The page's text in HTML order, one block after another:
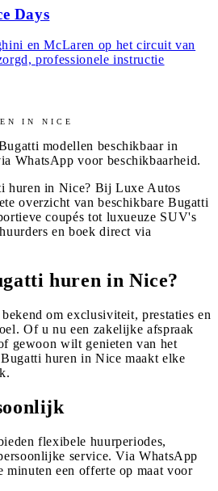
Days
en McLaren op het circuit van
professionele instructie
INNICE
modellen beschikbaar in
WhatsApp voor beschikbaarheid.
huren in Nice? Bij Luxe Autos
overzicht van beschikbare Bugatti
coupés tot luxueuze SUV's
en boek direct via
huren in Nice?
om exclusiviteit, prestaties en
Of u nu een zakelijke afspraak
gewoon wilt genieten van het
huren in Nice maakt elke
flexibele huurperiodes,
service. Via WhatsApp
minuten een offerte op maat voor